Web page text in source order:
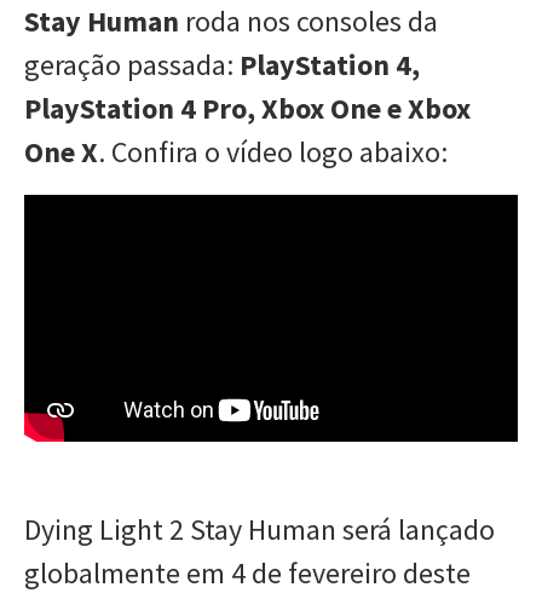
Stay Human roda nos consoles da
geração passada: PlayStation 4,
PlayStation 4 Pro, Xbox One e Xbox
One X. Confira o vídeo logo abaixo:
Dying Light 2 Stay Human será lançado
globalmente em 4 de fevereiro deste